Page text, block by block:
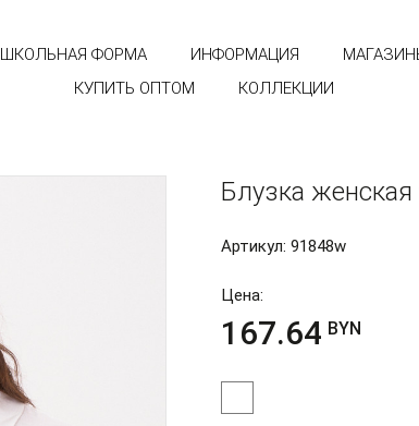
ШКОЛЬНАЯ ФОРМА ИНФОРМАЦИЯ
КУПИТЬ ОПТОМ
КОЛЛЕКЦИИ
Блузка
Артикул: 91848w
Цена:
167.64 BYN